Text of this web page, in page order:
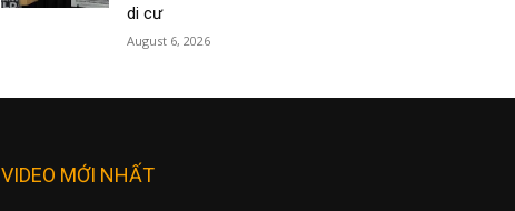
di cư
August 6, 2026
VIDEO MỚI NHẤT